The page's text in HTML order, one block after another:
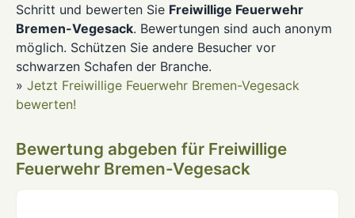
Schritt und bewerten Sie Freiwillige Feuerwehr
Bremen-Vegesack. Bewertungen sind auch anonym
möglich. Schützen Sie andere Besucher vor
schwarzen Schafen der Branche.
» Jetzt Freiwillige Feuerwehr Bremen-Vegesack
bewerten!
Bewertung abgeben für Freiwillige
Feuerwehr Bremen-Vegesack